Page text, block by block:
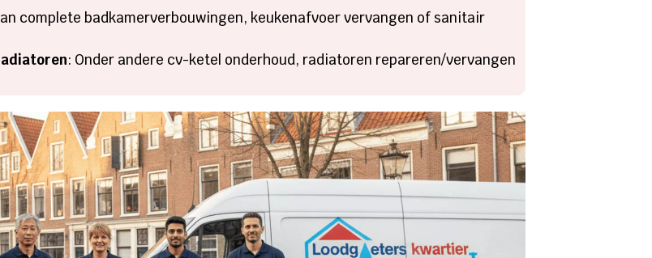
complete badkamerverbouwingen, keukenafvoer vervangen of sanitair
: Onder andere cv-ketel onderhoud, radiatoren repareren/vervangen